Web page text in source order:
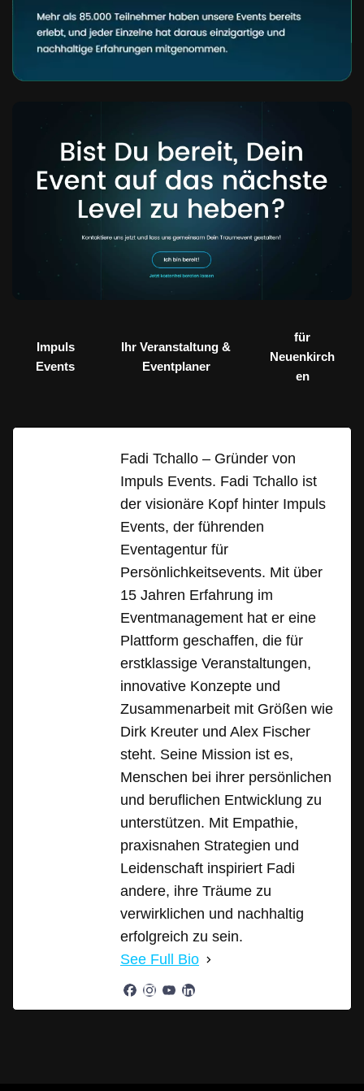
Impuls
Events
Ihr Veranstaltung &
Eventplaner
für
Neuenkirch
en
Fadi Tchallo – Gründer von
Impuls Events. Fadi Tchallo ist
der visionäre Kopf hinter Impuls
Events, der führenden
Eventagentur für
Persönlichkeitsevents. Mit über
15 Jahren Erfahrung im
Eventmanagement hat er eine
Plattform geschaffen, die für
erstklassige Veranstaltungen,
innovative Konzepte und
Zusammenarbeit mit Größen wie
Dirk Kreuter und Alex Fischer
steht. Seine Mission ist es,
Menschen bei ihrer persönlichen
und beruflichen Entwicklung zu
unterstützen. Mit Empathie,
praxisnahen Strategien und
Leidenschaft inspiriert Fadi
andere, ihre Träume zu
verwirklichen und nachhaltig
erfolgreich zu sein.
See Full Bio